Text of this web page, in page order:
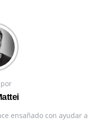
ensañado con ayudar a